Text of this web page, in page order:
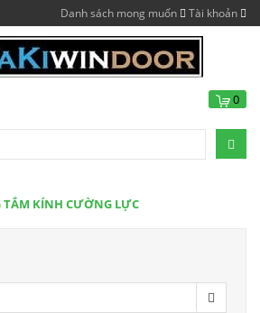
Danh sách mong muốn Tài khoản
0
TẮM KÍNH CƯỜNG LỰC